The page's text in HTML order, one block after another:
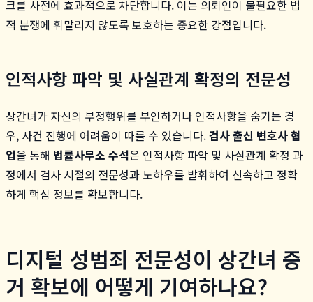
크를 사전에 효과적으로 차단합니다. 이는 의뢰인이 불필요한 법
적 분쟁에 휘말리지 않도록 보호하는 중요한 강점입니다.
인적사항 파악 및 사실관계 확정의 전문성
상간녀가 자신의 부정행위를 부인하거나 인적사항을 숨기는 경
우, 사건 진행에 어려움이 따를 수 있습니다.검사 출신 변호사 협
업을 통해 법률사무소 수석은 인적사항 파악 및 사실관계 확정 과
정에서 검사 시절의 전문성과 노하우를 발휘하여 신속하고 정확
하게 핵심 정보를 확보합니다.
디지털 성범죄 전문성이 상간녀 증
거 확보에 어떻게 기여하나요?